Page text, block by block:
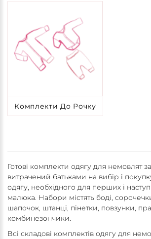
Комплекти До Рочку
Готові комплекти одягу для немовлят
витрачений батьками на вибір і
одягу, необхідного для перших і
малюка. Набори містять боді,
шапочок, штанці, пінетки, повзунки,
комбинезончики.
Всі складові комплектів одягу для